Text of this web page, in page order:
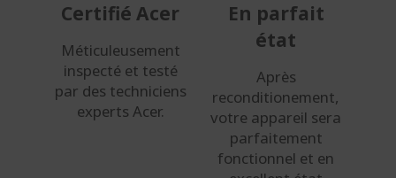
Certifié Acer
Méticuleusement
inspecté et testé
par des techniciens
experts Acer.
En parfait
état
Après
reconditionement,
votre appareil sera
parfaitement
fonctionnel et en